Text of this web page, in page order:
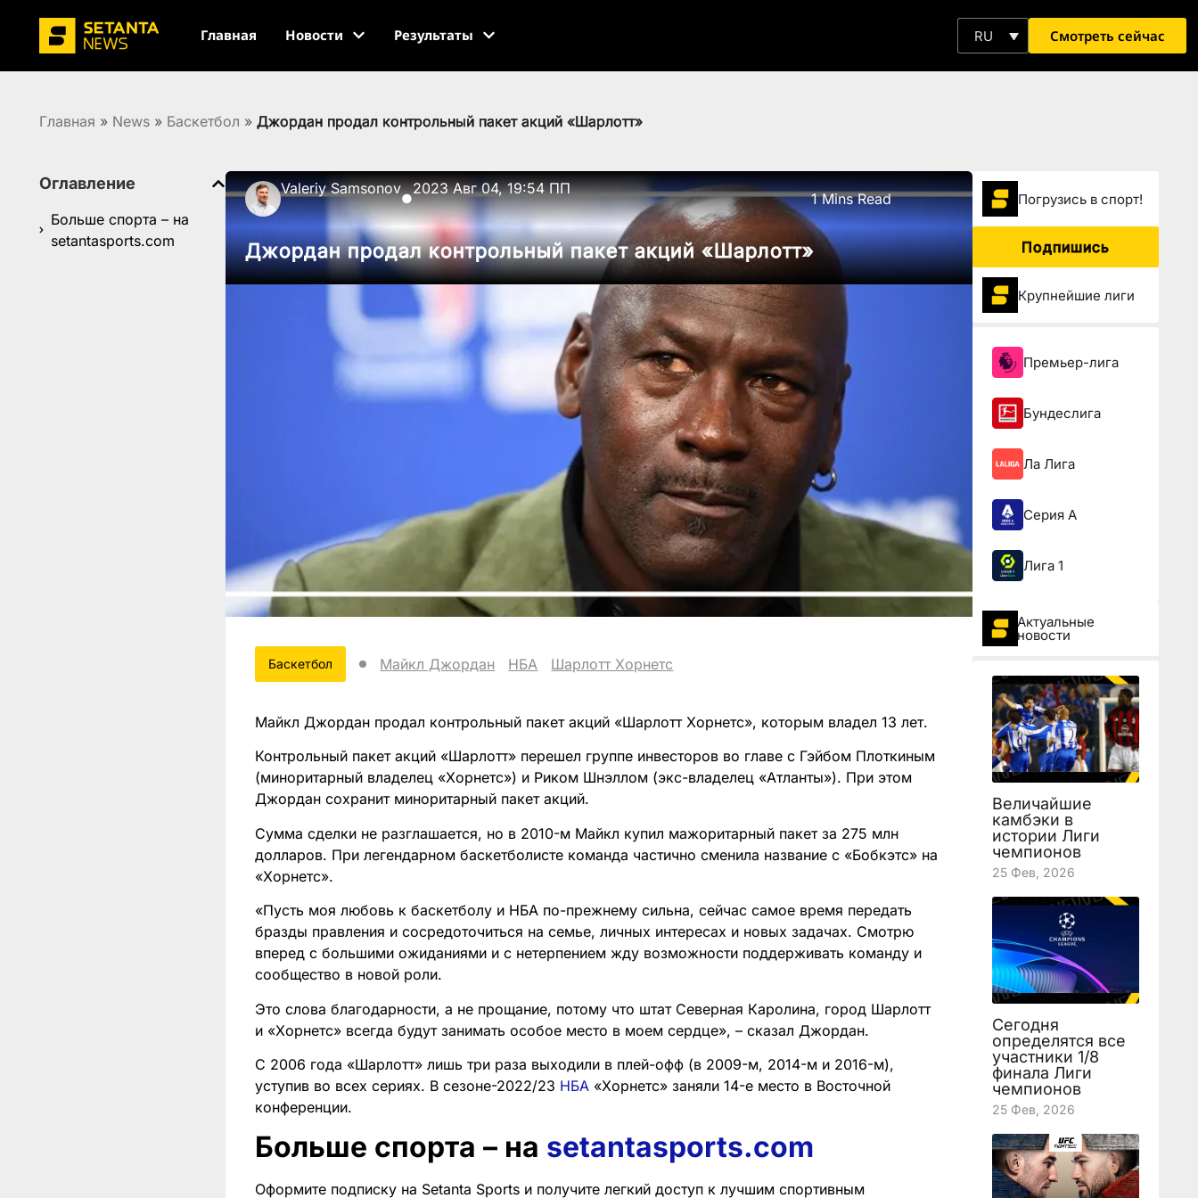
Главная Новости Результаты RU Смотреть сейчас
Главная » News » Баскетбол » Джордан продал контрольный пакет акций «Шарлотт»
Оглавление
Больше спорта – на
setantasports.com
Valeriy Samsonov
●
2023 Авг 04, 19:54 ПП
1 Mins Read
Джордан продал контрольный пакет акций «Шарлотт»
Баскетбол Майкл Джордан НБА Шарлотт Хорнетс
Майкл Джордан продал контрольный пакет акций «Шарлотт Хорнетс», которым владел 13 лет.
Контрольный пакет акций «Шарлотт» перешел группе инвесторов во главе с Гэйбом Плоткиным
(миноритарный владелец «Хорнетс») и Риком Шнэллом (экс-владелец «Атланты»). При этом
Джордан сохранит миноритарный пакет акций.
Сумма сделки не разглашается, но в 2010-м Майкл купил мажоритарный пакет за 275 млн
долларов. При легендарном баскетболисте команда частично сменила название с «Бобкэтс» на
«Хорнетс».
«Пусть моя любовь к баскетболу и НБА по-прежнему сильна, сейчас самое время передать
бразды правления и сосредоточиться на семье, личных интересах и новых задачах. Смотрю
вперед с большими ожиданиями и с нетерпением жду возможности поддерживать команду и
сообщество в новой роли.
Это слова благодарности, а не прощание, потому что штат Северная Каролина, город Шарлотт
и «Хорнетс» всегда будут занимать особое место в моем сердце», – сказал Джордан.
С 2006 года «Шарлотт» лишь три раза выходили в плей-офф (в 2009-м, 2014-м и 2016-м),
уступив во всех сериях. В сезоне-2022/23 НБА «Хорнетс» заняли 14-е место в Восточной
конференции.
Больше спорта – на setantasports.com
Оформите подписку на Setanta Sports и получите легкий доступ к лучшим спортивным
Погрузиcь в спорт!
Подпишись
Крупнейшие лиги
Премьер-лига
Бундеслига
Ла Лига
Серия А
Лига 1
Актуальные
новости
Величайшие
камбэки в
истории Лиги
чемпионов
25 Фев, 2026
Сегодня
определятся все
участники 1/8
финала Лиги
чемпионов
25 Фев, 2026